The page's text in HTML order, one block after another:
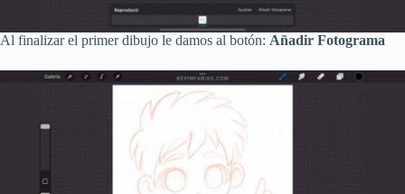
Al finalizar el primer dibujo le damos al botón: Añadir Fotograma